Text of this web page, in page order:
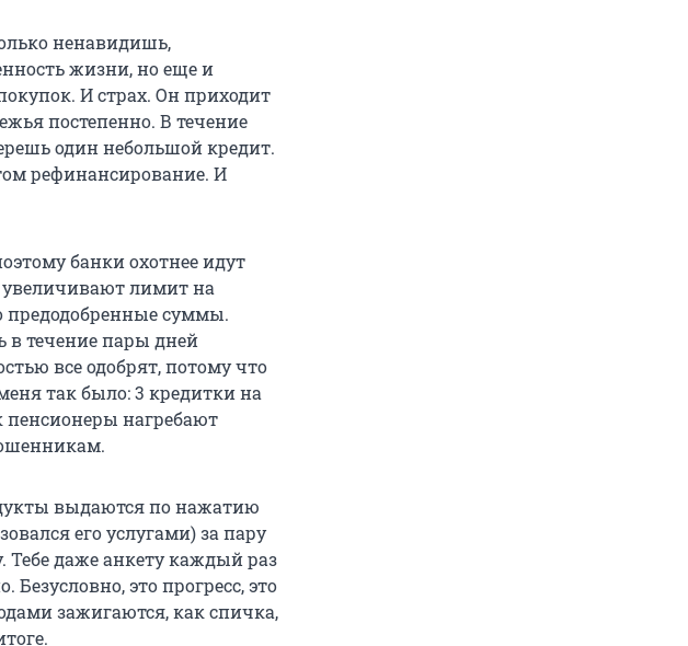
ненавидишь,
жизни, но еще и
И страх. Он приходит
постепенно. В течение
один небольшой кредит.
рефинансирование. И
банки охотнее идут
увеличивают лимит на
предодобренные суммы.
в течение пары дней
все одобрят, потому что
так было: 3 кредитки на
пенсионеры нагребают
выдаются по нажатию
его услугами) за пару
Тебе даже анкету каждый раз
это прогресс, это
зажигаются, как спичка,